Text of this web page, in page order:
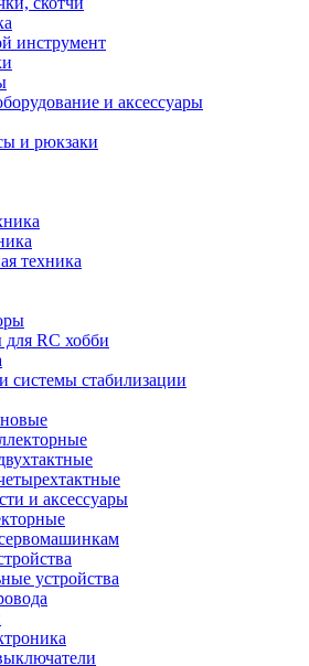
инструмент
и аксессуары
и рюкзаки
техника
для RC хобби
системы стабилизации
и аксессуары
устройства